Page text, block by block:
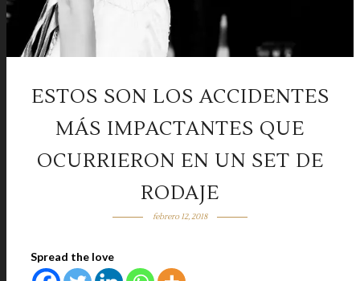
ESTOS SON LOS ACCIDENTES
MÁS IMPACTANTES QUE
OCURRIERON EN UN SET DE
RODAJE
febrero 12, 2018
Spread the love